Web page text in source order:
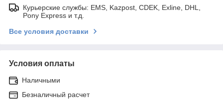
Курьерские службы: EMS, Kazpost, CDEK, Exline, DHL,
Pony Express и т.д.
Все условия доставки
Условия оплаты
Наличными
Безналичный расчет